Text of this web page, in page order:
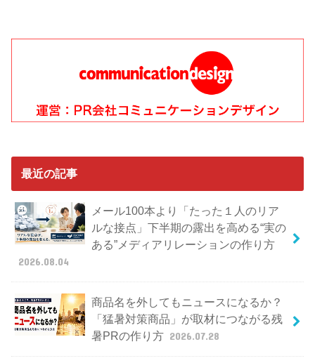
最近の記事
メール100本より「たった１人のリア
ルな接点」下半期の露出を高める“実の
ある”メディアリレーションの作り方
2026.08.04
商品名を外してもニュースになるか？
「猛暑対策商品」が取材につながる残
暑PRの作り方 2026.07.28